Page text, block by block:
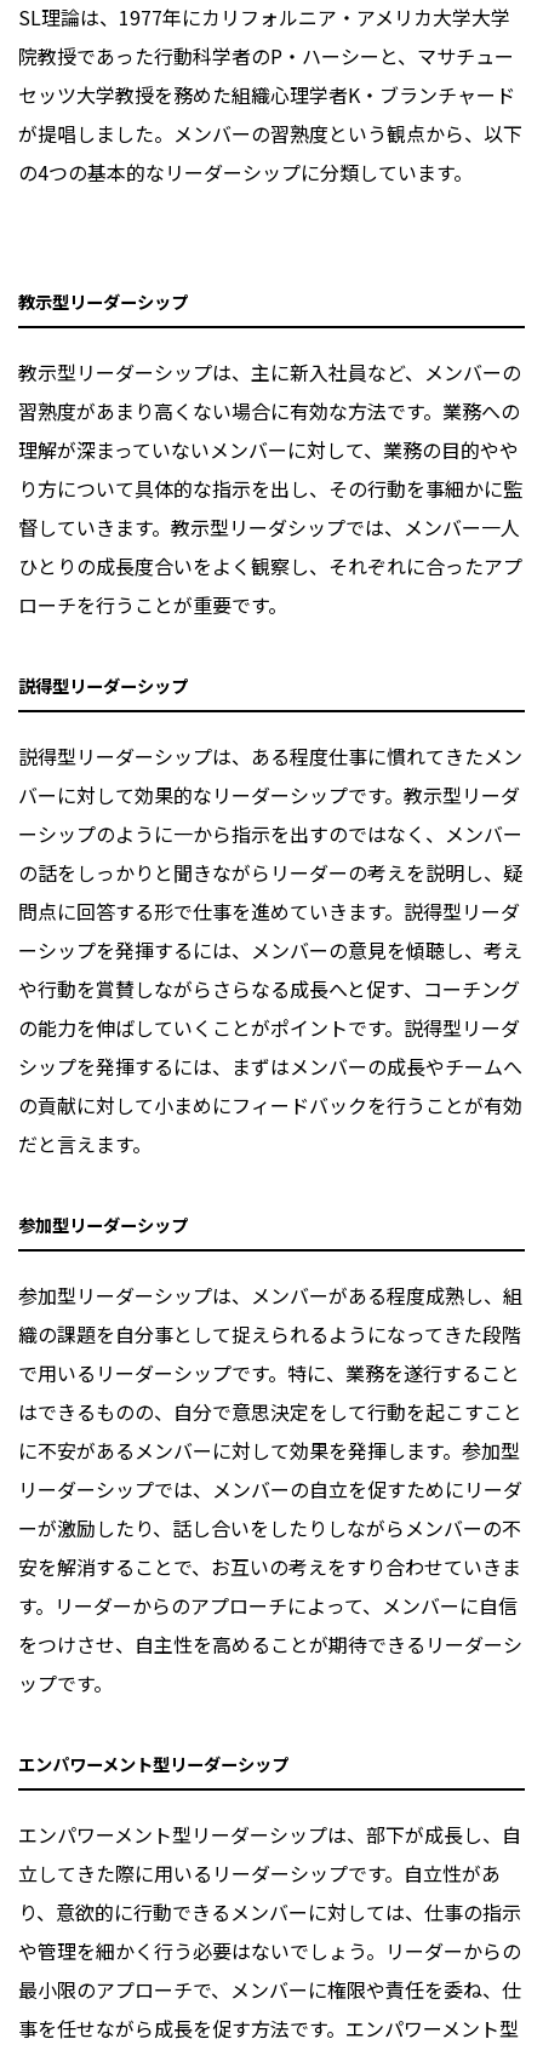
SL理論は、1977年にカリフォルニア・アメリカ大学大学
院教授であった行動科学者のP・ハーシーと、マサチュー
セッツ大学教授を務めた組織心理学者K・ブランチャード
が提唱しました。メンバーの習熟度という観点から、以下
の4つの基本的なリーダーシップに分類しています。
教示型リーダーシップ
教示型リーダーシップは、主に新入社員など、メンバーの
習熟度があまり高くない場合に有効な方法です。業務への
理解が深まっていないメンバーに対して、業務の目的やや
り方について具体的な指示を出し、その行動を事細かに監
督していきます。教示型リーダシップでは、メンバー一人
ひとりの成長度合いをよく観察し、それぞれに合ったアプ
ローチを行うことが重要です。
説得型リーダーシップ
説得型リーダーシップは、ある程度仕事に慣れてきたメン
バーに対して効果的なリーダーシップです。教示型リーダ
ーシップのように一から指示を出すのではなく、メンバー
の話をしっかりと聞きながらリーダーの考えを説明し、疑
問点に回答する形で仕事を進めていきます。説得型リーダ
ーシップを発揮するには、メンバーの意見を傾聴し、考え
や行動を賞賛しながらさらなる成長へと促す、コーチング
の能力を伸ばしていくことがポイントです。説得型リーダ
シップを発揮するには、まずはメンバーの成長やチームへ
の貢献に対して小まめにフィードバックを行うことが有効
だと言えます。
参加型リーダーシップ
参加型リーダーシップは、メンバーがある程度成熟し、組
織の課題を自分事として捉えられるようになってきた段階
で用いるリーダーシップです。特に、業務を遂行すること
はできるものの、自分で意思決定をして行動を起こすこと
に不安があるメンバーに対して効果を発揮します。参加型
リーダーシップでは、メンバーの自立を促すためにリーダ
ーが激励したり、話し合いをしたりしながらメンバーの不
安を解消することで、お互いの考えをすり合わせていきま
す。リーダーからのアプローチによって、メンバーに自信
をつけさせ、自主性を高めることが期待できるリーダーシ
ップです。
エンパワーメント型リーダーシップ
エンパワーメント型リーダーシップは、部下が成長し、自
立してきた際に用いるリーダーシップです。自立性があ
り、意欲的に行動できるメンバーに対しては、仕事の指示
や管理を細かく行う必要はないでしょう。リーダーからの
最小限のアプローチで、メンバーに権限や責任を委ね、仕
事を任せながら成長を促す方法です。エンパワーメント型